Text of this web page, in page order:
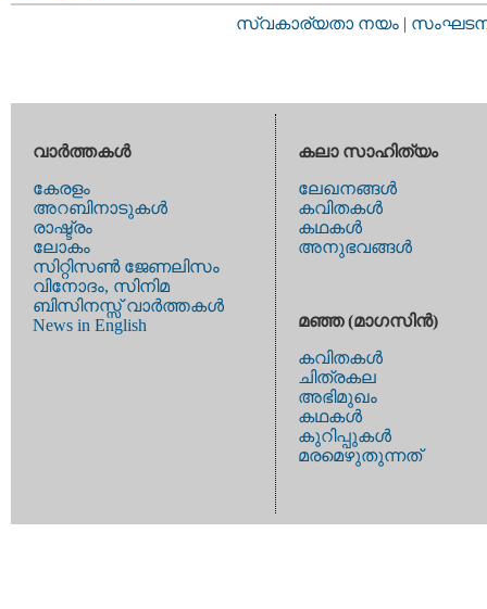
സ്വകാര്യതാ നയം |
വാര്‍ത്തകള്‍
കേരളം
അറബിനാടുകള്‍
രാഷ്ട്രം
ലോകം
സിറ്റിസണ്‍ ജേണലിസം
വിനോദം, സിനിമ
ബിസിനസ്സ് വാര്‍ത്തകള്‍
News in English
കലാ സാഹിത്യം
ലേഖനങ്ങള്‍
കവിതകള്‍
കഥകള്‍
അനുഭവങ്ങള്‍
മഞ്ഞ (മാഗസിന്‍)
കവിതകള്‍
ചിത്രകല
അഭിമുഖം
കഥകള്‍
കുറിപ്പുകള്‍
മരമെഴുതുന്നത്